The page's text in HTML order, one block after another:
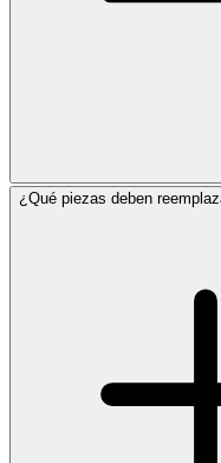
¿Qué piezas deben